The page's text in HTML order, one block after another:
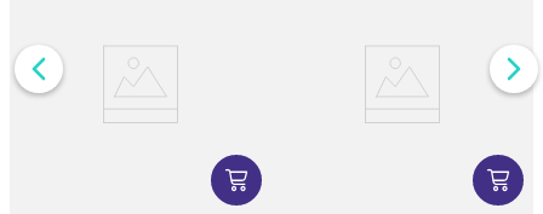
INFORMAÇÕES DO PRODUTOVER MAIS INFORMAÇÕES DOVER